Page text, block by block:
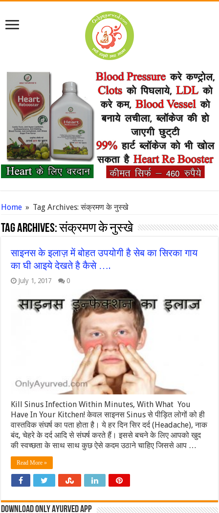
Home » Tag Archives: संक्रमण के नुस्खे
Tag Archives:संक्रमण के नुस्खे
साइनस के इलाज़ में बोहत उपयोगी है सेब का सिरका गाय
का घी आइये देखते है कैसे ….
July 1, 2017 0
Kill Sinus Infection Within Minutes, With What You
Have In Your Kitchen! केवल साइनस Sinus से पीड़ित लोगों को ही
वास्तविक संघर्ष का पता होता है। ये हर दिन सिर दर्द (Headache), नाक
बंद, चेहरे के दर्द आदि से संघर्ष करते हैं। इससे बचने के लिए आपको खुद
की स्वच्छता के साथ साथ कुछ ऐसे कदम उठाने चाहिए जिससे आप …
Read More »
Download Only Ayurved App